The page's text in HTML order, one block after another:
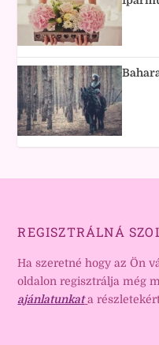
REGISZTRÁLNÁ
Ha szeretné hogy az Ön
oldalon regisztrálja még
ajánlatunkat a